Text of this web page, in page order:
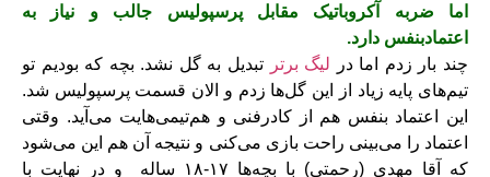
اما ضربه آکروباتیک مقابل پرسپولیس جالب و نیاز به
اعتمادبنفس دارد.
چند بار زدم اما در لیگ برتر
تبدیل به گل نشد. بچه که بودیم تو
تیم‌های پایه زیاد از این گل‌ها زدم و الان قسمت پرسپولیس شد.
این اعتماد بنفس هم از کادرفنی و هم‌تیمی‌هایت می‌آید. وقتی
اعتماد را می‌بینی راحت بازی می‌کنی و نتیجه آن هم این می‌شود
که آقا مهدی (رحمتی) با بچه‌ها ۱۷-۱۸ ساله و در نهایت با